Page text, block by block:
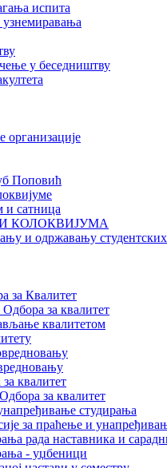
испита
у беседништву
организације
Поповић
и сатница
КОЛОКВИЈУМА
и одржавању
за Квалитет
за квалитет
квалитетом
квалитет
за квалитет
студирања
за праћење и
рада наставника и
- уџбеници